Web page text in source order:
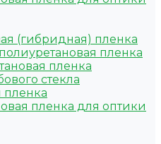
(гибридная) пленка
пленка
пленка
стекла
пленка
пленка для оптики